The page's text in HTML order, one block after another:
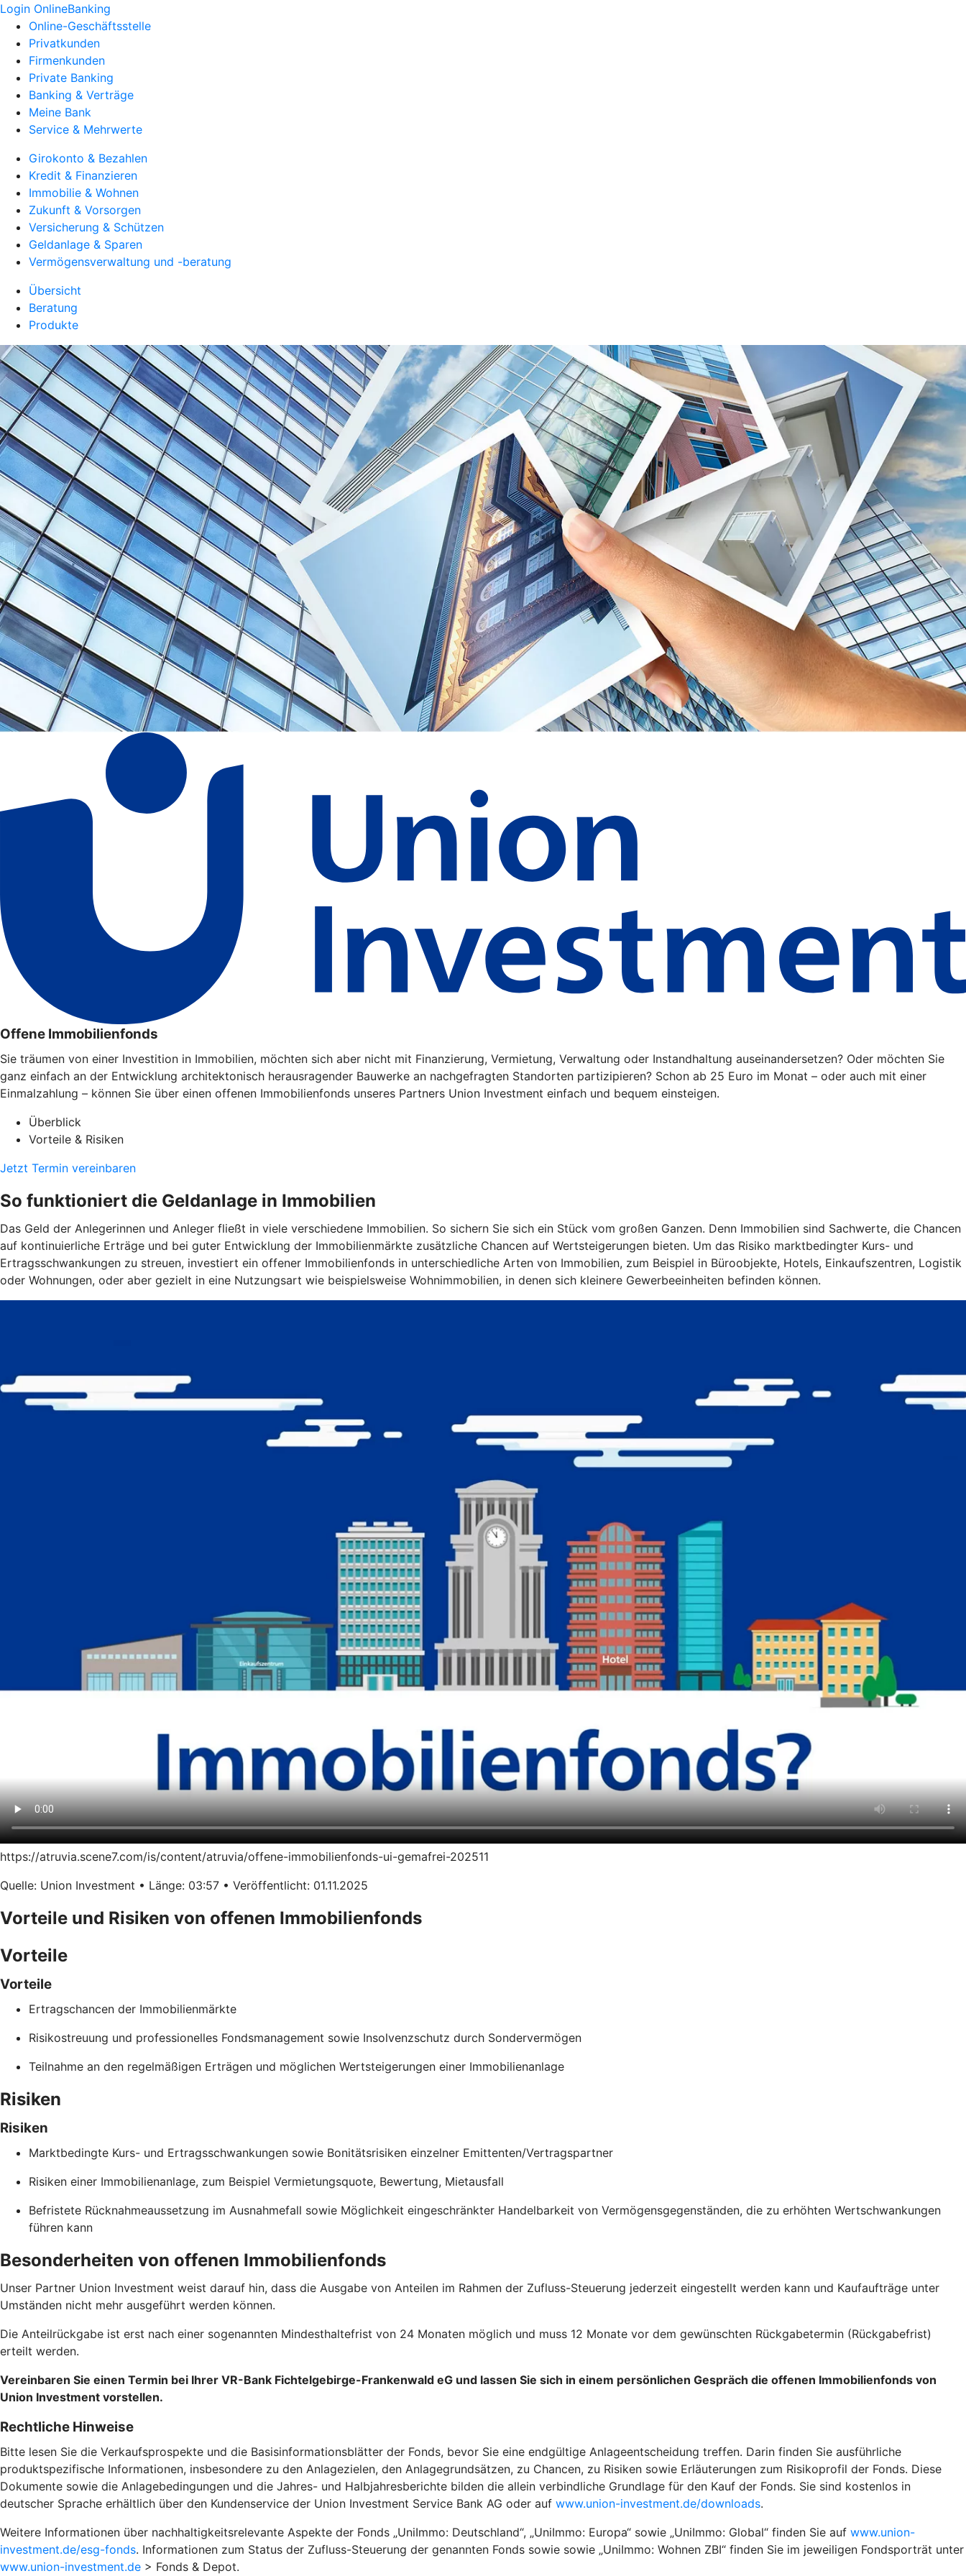
Login OnlineBanking
Online-Geschäftsstelle
Privatkunden
Firmenkunden
Private Banking
Banking & Verträge
Meine Bank
Service & Mehrwerte
Girokonto & Bezahlen
Kredit & Finanzieren
Immobilie & Wohnen
Zukunft & Vorsorgen
Versicherung & Schützen
Geldanlage & Sparen
Vermögensverwaltung und -beratung
Übersicht
Beratung
Produkte
Offene Immobilienfonds
Sie träumen von einer Investition in Immobilien, möchten sich aber nicht mit Finanzierung, Vermietung, Verwaltung oder Instandhaltung auseinandersetzen? Oder möchten Sie
ganz einfach an der Entwicklung architektonisch herausragender Bauwerke an nachgefragten Standorten partizipieren? Schon ab 25 Euro im Monat – oder auch mit einer
Einmalzahlung – können Sie über einen offenen Immobilienfonds unseres Partners Union Investment einfach und bequem einsteigen.
Überblick
Vorteile & Risiken
Jetzt Termin vereinbaren
So funktioniert die Geldanlage in Immobilien
Das Geld der Anlegerinnen und Anleger fließt in viele verschiedene Immobilien. So sichern Sie sich ein Stück vom großen Ganzen. Denn Immobilien sind Sachwerte, die Chancen
auf kontinuierliche Erträge und bei guter Entwicklung der Immobilienmärkte zusätzliche Chancen auf Wertsteigerungen bieten. Um das Risiko marktbedingter Kurs- und
Ertragsschwankungen zu streuen, investiert ein offener Immobilienfonds in unterschiedliche Arten von Immobilien, zum Beispiel in Büroobjekte, Hotels, Einkaufszentren, Logistik
oder Wohnungen, oder aber gezielt in eine Nutzungsart wie beispielsweise Wohnimmobilien, in denen sich kleinere Gewerbeeinheiten befinden können.
https://atruvia.scene7.com/is/content/atruvia/offene-immobilienfonds-ui-gemafrei-202511
Quelle: Union Investment • Länge: 03:57 • Veröffentlicht: 01.11.2025
Vorteile und Risiken von offenen Immobilienfonds
Vorteile
Vorteile
Ertragschancen der Immobilienmärkte
Risikostreuung und professionelles Fondsmanagement sowie Insolvenzschutz durch Sondervermögen
Teilnahme an den regelmäßigen Erträgen und möglichen Wertsteigerungen einer Immobilienanlage
Risiken
Risiken
Marktbedingte Kurs- und Ertragsschwankungen sowie Bonitätsrisiken einzelner Emittenten/Vertragspartner
Risiken einer Immobilienanlage, zum Beispiel Vermietungsquote, Bewertung, Mietausfall
Befristete Rücknahmeaussetzung im Ausnahmefall sowie Möglichkeit eingeschränkter Handelbarkeit von Vermögensgegenständen, die zu erhöhten Wertschwankungen
führen kann
Besonderheiten von offenen Immobilienfonds
Unser Partner Union Investment weist darauf hin, dass die Ausgabe von Anteilen im Rahmen der Zufluss-Steuerung jederzeit eingestellt werden kann und Kaufaufträge unter
Umständen nicht mehr ausgeführt werden können.
Die Anteilrückgabe ist erst nach einer sogenannten Mindesthaltefrist von 24 Monaten möglich und muss 12 Monate vor dem gewünschten Rückgabetermin (Rückgabefrist)
erteilt werden.
Vereinbaren Sie einen Termin bei Ihrer VR-Bank Fichtelgebirge-Frankenwald eG und lassen Sie sich in einem persönlichen Gespräch die offenen Immobilienfonds von
Union Investment vorstellen.
Rechtliche Hinweise
Bitte lesen Sie die Verkaufsprospekte und die Basisinformationsblätter der Fonds, bevor Sie eine endgültige Anlageentscheidung treffen. Darin finden Sie ausführliche
produktspezifische Informationen, insbesondere zu den Anlagezielen, den Anlagegrundsätzen, zu Chancen, zu Risiken sowie Erläuterungen zum Risikoprofil der Fonds. Diese
Dokumente sowie die Anlagebedingungen und die Jahres- und Halbjahresberichte bilden die allein verbindliche Grundlage für den Kauf der Fonds. Sie sind kostenlos in
deutscher Sprache erhältlich über den Kundenservice der Union Investment Service Bank AG oder auf www.union-investment.de/downloads.
Weitere Informationen über nachhaltigkeitsrelevante Aspekte der Fonds „UniImmo: Deutschland“, „UniImmo: Europa“ sowie „UniImmo: Global“ finden Sie auf www.union-
investment.de/esg-fonds. Informationen zum Status der Zufluss-Steuerung der genannten Fonds sowie sowie „UniImmo: Wohnen ZBI“ finden Sie im jeweiligen Fondsporträt unter
www.union-investment.de > Fonds & Depot.